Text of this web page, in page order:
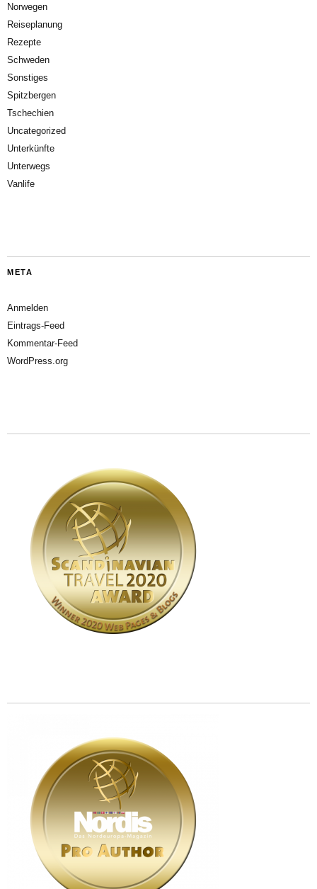
Norwegen
Reiseplanung
Rezepte
Schweden
Sonstiges
Spitzbergen
Tschechien
Uncategorized
Unterkünfte
Unterwegs
Vanlife
META
Anmelden
Eintrags-Feed
Kommentar-Feed
WordPress.org